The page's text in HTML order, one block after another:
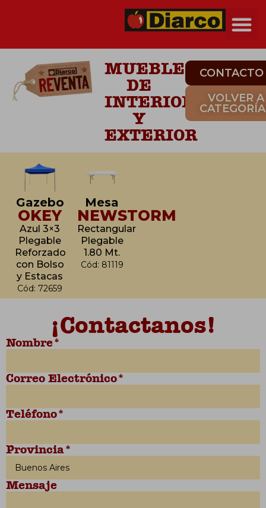
MUEBLES
DE
INTERIOR
Y
EXTERIOR
CONTACTO
VOLVER A
Gazebo
OKEY
Azul 3×3
Plegable
Reforzado
con Bolso
y Estacas
Cód: 72659
Mesa
NEWSTORM
Rectangular
Plegable
1.80 Mt.
Cód: 81119
¡Contactanos!
Nombre*
Correo Electrónico*
Teléfono*
Provincia*
Mensaje